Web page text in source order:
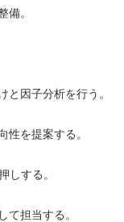
備。
と因子分析を行う。
性を提案する。
しする。
て担当する。